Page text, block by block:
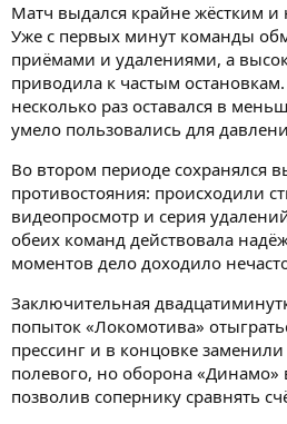
Матч выдался крайне жёстким
Уже с первых минут команды
приёмами и удалениями, а
приводила к частым
несколько раз оставался в
умело пользовались для
Во втором периоде сохранялся
противостояния: происходили
видеопросмотр и серия
обеих команд действовала
моментов дело доходило
Заключительная
попыток «Локомотива»
прессинг и в концовке
полевого, но оборона
позволив сопернику сравнять